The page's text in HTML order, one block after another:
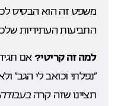
משפט זה הוא הבסיס
התביעות העתידיות
למה זה קריטי?אם
“נפלתי וכואב לי הגב”
תציינו שזה קרה